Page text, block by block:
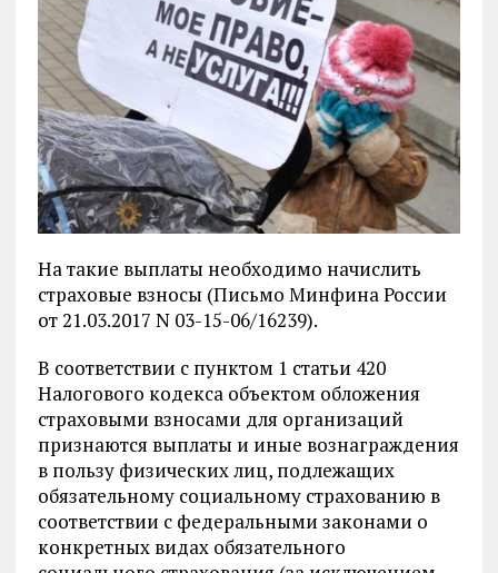
На такие выплаты необходимо начислить
страховые взносы (Письмо Минфина России
от 21.03.2017 N 03-15-06/16239).
В соответствии с пунктом 1 статьи 420
Налогового кодекса объектом обложения
страховыми взносами для организаций
признаются выплаты и иные вознаграждения
в пользу физических лиц, подлежащих
обязательному социальному страхованию в
соответствии с федеральными законами о
конкретных видах обязательного